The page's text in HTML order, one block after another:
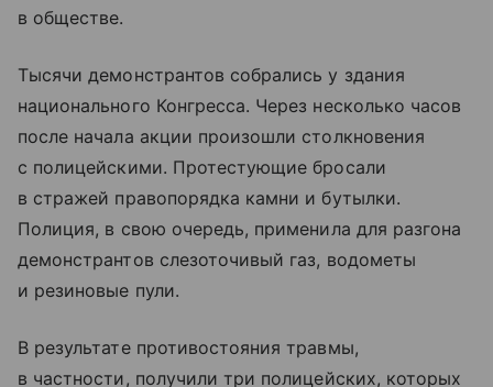
в обществе.
Тысячи демонстрантов собрались у здания
национального Конгресса. Через несколько часов
после начала акции произошли столкновения
с полицейскими. Протестующие бросали
в стражей правопорядка камни и бутылки.
Полиция, в свою очередь, применила для разгона
демонстрантов слезоточивый газ, водометы
и резиновые пули.
В результате противостояния травмы,
в частности, получили три полицейских, которых